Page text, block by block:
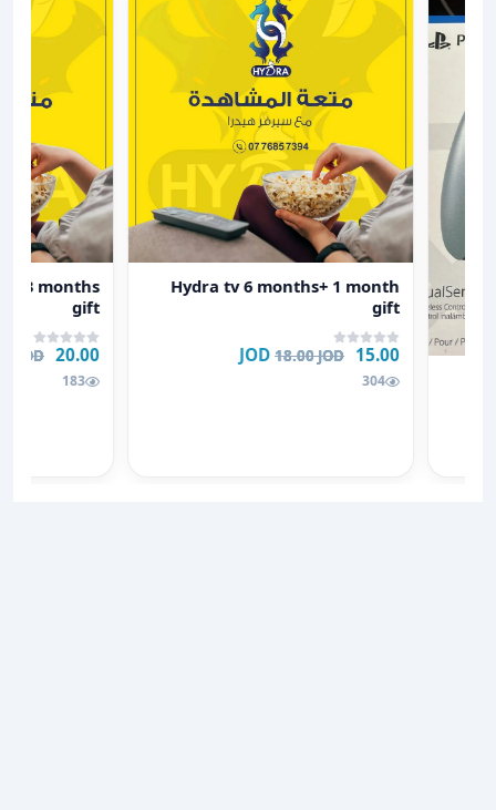
عرض تفاصيل Hydra tv 6 months+ 1 month gift
Hydra tv 6 months+ 1 month
gift
15.00 JOD
18.00 JOD
304
عرض تفاصيل Hydra Tv 12 months + 3 months gift
+ 3 months
gift
20.00 JOD
JOD
183